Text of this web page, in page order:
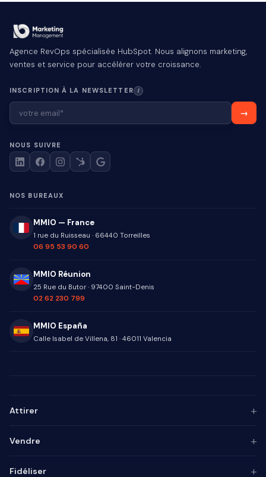
Agence RevOps spécialisée HubSpot. Nous alignons marketing,
ventes et service pour accélérer votre croissance.
INSCRIPTION À LA NEWSLETTER I
NOUS SUIVRE
NOS BUREAUX
MMIO — France
1 rue du Ruisseau · 66440 Torreilles
06 95 53 90 60
MMIO Réunion
25 Rue du Butor· 97400 Saint-Denis
02 62 230 799
MMIO España
Calle Isabel de Villena, 81 · 46011 Valencia
Attirer +
Marketing de contenu
Vendre +
Fidéliser +